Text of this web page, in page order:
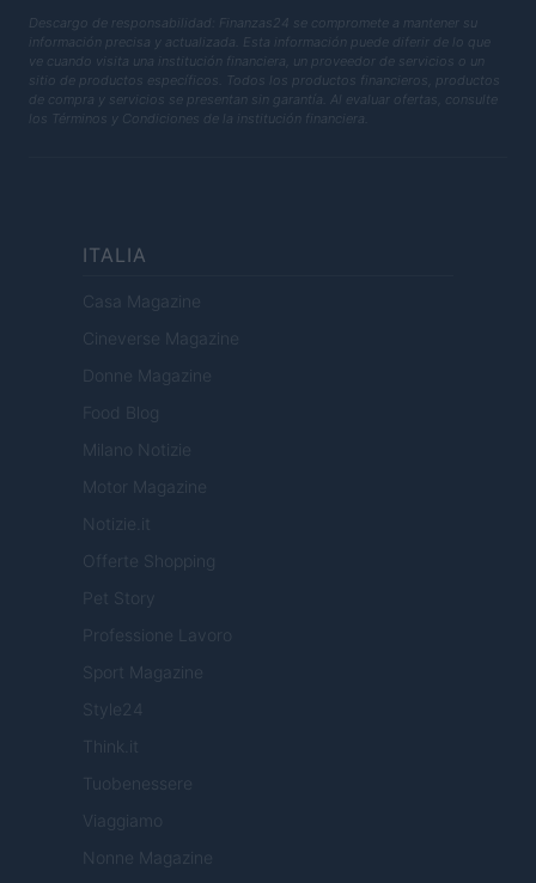
Descargo de responsabilidad: Finanzas24 se compromete a mantener su
información precisa y actualizada. Esta información puede diferir de lo que
ve cuando visita una institución financiera, un proveedor de servicios o un
sitio de productos específicos. Todos los productos financieros, productos
de compra y servicios se presentan sin garantía. Al evaluar ofertas, consulte
los Términos y Condiciones de la institución financiera.
ITALIA
Casa Magazine
Cineverse Magazine
Donne Magazine
Food Blog
Milano Notizie
Motor Magazine
Notizie.it
Offerte Shopping
Pet Story
Professione Lavoro
Sport Magazine
Style24
Think.it
Tuobenessere
Viaggiamo
Nonne Magazine